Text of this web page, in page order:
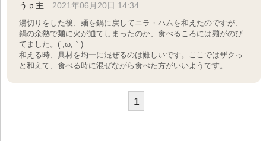
うｐ主 2021年06月20日 14:34
湯切りをした後、麺を鍋に戻してニラ・ハムを和えたのですが、
鍋の余熱で麺に火が通てしまったのか、食べるころには麺がのび
てました。(´;ω;｀)
和える時、具材を均一に混ぜるのは難しいです。ここではザクっ
と和えて、食べる時に混ぜながら食べた方がいいようです。
1